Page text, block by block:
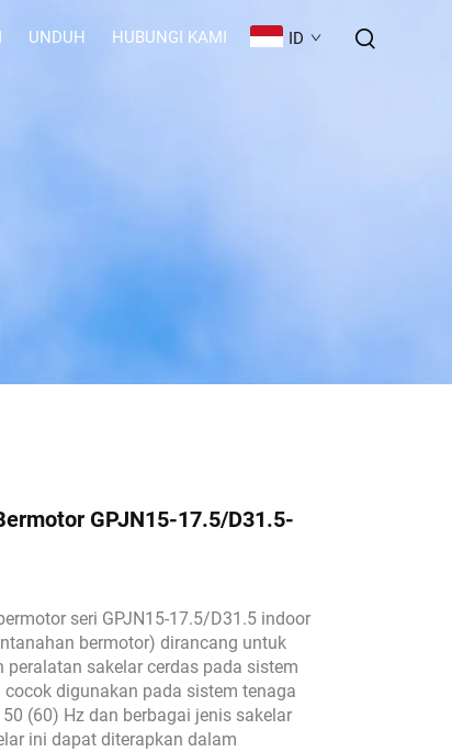
UNDUH HUBUNGI KAMI ID
GPJN15-17.5/D31.5-
seri GPJN15-17.5/D31.5 indoor
bermotor) dirancang untuk
peralatan sakelar cerdas pada sistem
digunakan pada sistem tenaga
50 (60) Hz dan berbagai jenis sakelar
ini dapat diterapkan dalam